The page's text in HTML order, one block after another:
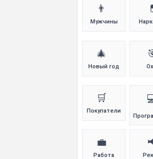
👨
Мужчины
🎄
Новый год
🛒
Покупатели
💼
Работа